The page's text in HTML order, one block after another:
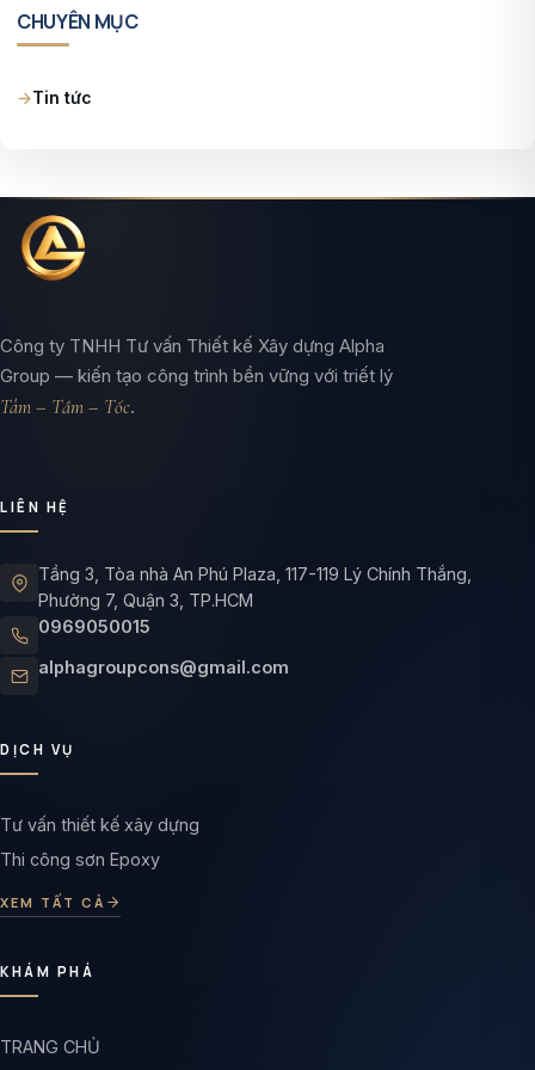
CHUYÊN MỤC
Tin tức
Công ty TNHH Tư vấn Thiết kế Xây dựng Alpha
Group — kiến tạo công trình bền vững với triết lý
Tâm – Tầm – Tốc.
LIÊN HỆ
Tầng 3, Tòa nhà An Phú Plaza, 117-119 Lý Chính Thắng,
Phường 7, Quận 3, TP.HCM
0969050015
alphagroupcons@gmail.com
DỊCH VỤ
Tư vấn thiết kế xây dựng
Thi công sơn Epoxy
XEM TẤT CẢ
KHÁM PHÁ
TRANG CHỦ